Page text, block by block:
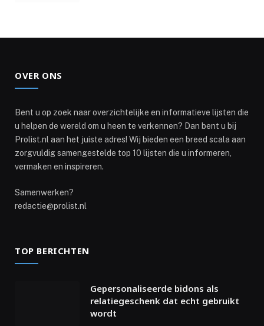
OVER ONS
Bent u op zoek naar overzichtelijke en informatieve lijsten die
u helpen de wereld om u heen te verkennen? Dan bent u bij
Prolist.nl aan het juiste adres! Wij bieden een breed scala aan
zorgvuldig samengestelde top 10 lijsten die u informeren,
vermaken en inspireren.
Samenwerken?
redactie@prolist.nl
TOP BERICHTEN
Gepersonaliseerde bidons als
relatiegeschenk dat echt gebruikt
wordt